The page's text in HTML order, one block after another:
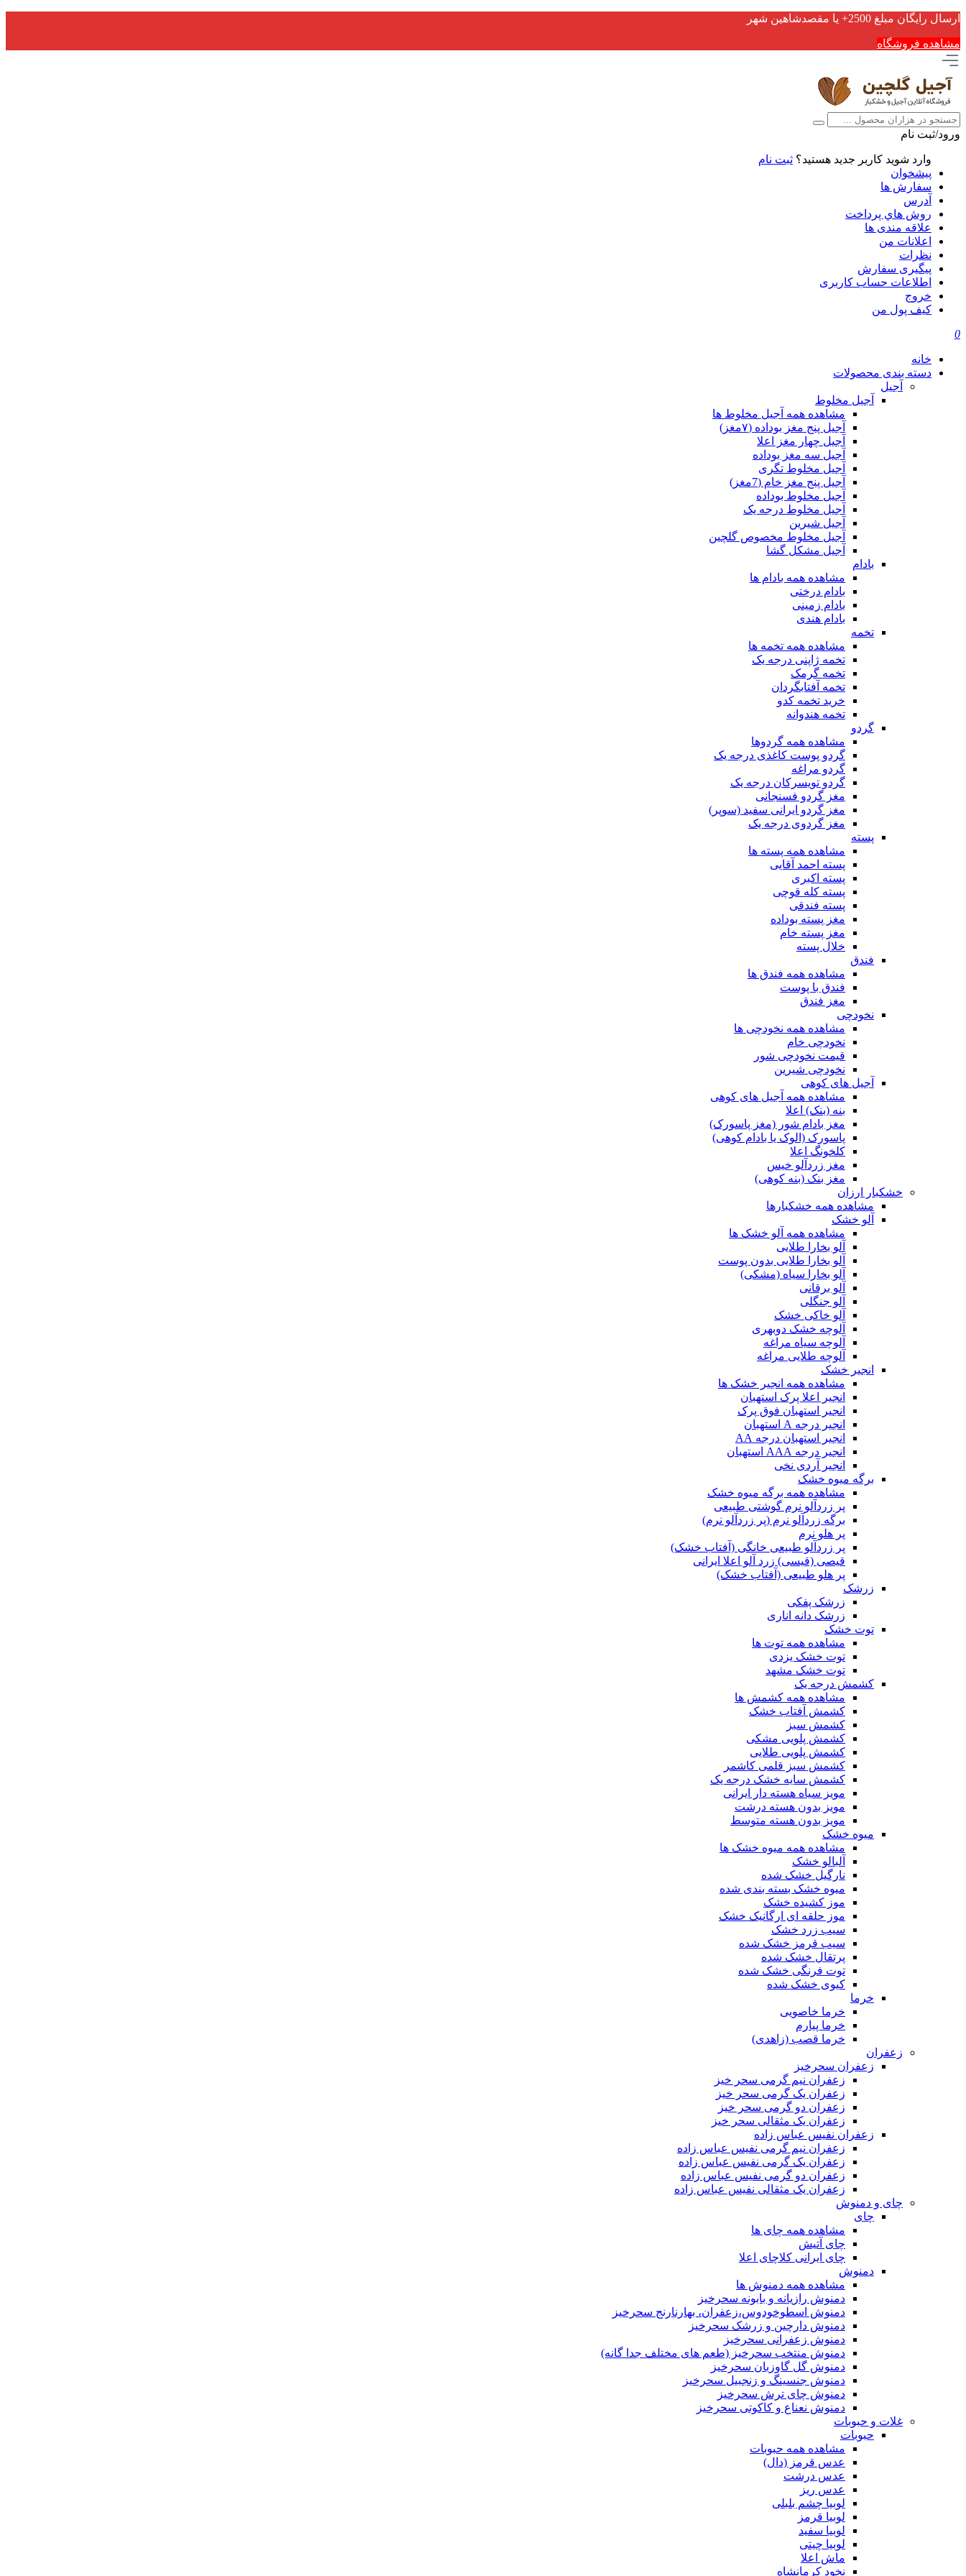
ارسال رایگان مبلغ 2500+ یا مقصدشاهین شهر
مشاهده فروشگاه
ورود/ثبت نام
وارد شوید کاربر جدید هستید؟ ثبت نام
پیشخوان
سفارش ها
آدرس
روش هاي پرداخت
علاقه مندی ها
اعلانات من
نظرات
پیگیری سفارش
اطلاعات حساب كاربری
خروج
کیف پول من
0
خانه
دسته بندی محصولات
آجیل
آجیل مخلوط
مشاهده همه آجیل مخلوط ها
آجیل پنج مغز بوداده (۷مغز)
آجیل چهار مغز اعلا
آجیل سه مغز بوداده
آجیل مخلوط تگری
آجیل پنج مغز خام (7مغز)
آجیل مخلوط بوداده
آجیل مخلوط درجه یک
آجیل شیرین
آجیل مخلوط مخصوص گلچین
آجیل مشکل گشا
بادام
مشاهده همه بادام ها
بادام درختی
بادام زمینی
بادام هندی
تخمه
مشاهده همه تخمه ها
تخمه ژاپنی درجه یک
تخمه گرمک
تخمه آفتابگردان
خرید تخمه کدو
تخمه هندوانه
گردو
مشاهده همه گردوها
گردو پوست کاغذی درجه یک
گردو مراغه
گردو تویسرکان درجه یک
مغز گردو فسنجانی
مغز گردو ایرانی سفید (سوپر)
مغز گردوی درجه یک
پسته
مشاهده همه پسته ها
پسته احمد آقایی
پسته اکبری
پسته کله قوچی
پسته فندقی
مغز پسته بوداده
مغز پسته خام
خلال پسته
فندق
مشاهده همه فندق ها
فندق با پوست
مغز فندق
نخودچی
مشاهده همه نخودچی ها
نخودچی خام
قیمت نخودچی شور
نخودچی شیرین
آجیل های کوهی
مشاهده همه آجیل های کوهی
بنه (بنک) اعلا
مغز بادام شور (مغز پاسورک)
پاسورک (الوک یا بادام کوهی)
کلخونگ اعلا
مغز زردآلو خیس
مغز بنک (بنه کوهی)
خشکبار ارزان
مشاهده همه خشکبارها
آلو خشک
مشاهده همه آلو خشک ها
آلو بخارا طلایی
آلو بخارا طلایی بدون پوست
آلو بخارا سیاه (مشکی)
آلو برقانی
آلو جنگلی
آلو خاکی خشک
آلوچه خشک دوبهری
آلوچه سیاه مراغه
آلوچه طلایی مراغه
انجیر خشک
مشاهده همه انجیر خشک ها
انجیر اعلا پرک استهبان
انجیر استهبان فوق پرک
انجیر درجه A استهبان
انجیر استهبان درجه AA
انجیر درجه AAA استهبان
انجیر آردی نخی
برگه میوه خشک
مشاهده همه برگه میوه خشک
پر زردآلو نرم گوشتی طبیعی
برگه زردآلو نرم (پر زردآلو نرم)
پر هلو نرم
پر زردآلو طبیعی خانگی (آفتاب خشک)
قیصی (قیسی) زرد آلو اعلا ایرانی
پر هلو طبیعی (آفتاب خشک)
زرشک
زرشک پفکی
زرشک دانه اناری
توت خشک
مشاهده همه توت ها
توت خشک یزدی
توت خشک مشهد
کشمش درجه یک
مشاهده همه کشمش ها
کشمش آفتاب خشک
کشمش سبز
کشمش پلویی مشکی
کشمش پلویی طلایی
کشمش سبز قلمی کاشمر
کشمش سایه خشک درجه یک
مویز سیاه هسته دار ایرانی
مویز بدون هسته درشت
مویز بدون هسته متوسط
میوه خشک
مشاهده همه میوه خشک ها
آلبالو خشک
نارگیل خشک شده
میوه خشک بسته بندی شده
موز کشیده خشک
موز حلقه ای ارگانیک خشک
سیب زرد خشک
سیب قرمز خشک شده
پرتقال خشک شده
توت فرنگی خشک شده
کیوی خشک شده
خرما
خرما خاصویی
خرما پیارم
خرما قصب (زاهدی)
زعفران
زعفران سحرخیز
زعفران نیم گرمی سحر خیز
زعفران یک گرمی سحر خیز
زعفران دو گرمی سحر خیز
زعفران یک مثقالی سحر خیز
زعفران نفیس عباس زاده
زعفران نیم گرمی نفیس عباس زاده
زعفران یک گرمی نفیس عباس زاده
زعفران دو گرمی نفیس عباس زاده
زعفران یک مثقالی نفیس عباس زاده
چای و دمنوش
چای
مشاهده همه چای ها
چای آتیش
چای ایرانی کلاچای اعلا
دمنوش
مشاهده همه دمنوش ها
دمنوش رازیانه و بابونه سحرخیز
دمنوش اسطوخودوس،زعفران، بهارنارنج سحرخیز
دمنوش دارچین و زرشک سحرخیز
دمنوش زعفرانی سحرخیز
دمنوش منتخب سحرخیز (طعم های مختلف جدا گانه)
دمنوش گل گاوزبان سحرخیز
دمنوش جنسینگ و زنجبیل سحرخیز
دمنوش چای ترش سحرخیز
دمنوش نعناع و کاکوتی سحرخیز
غلات و حبوبات
حبوبات
مشاهده همه حبوبات
عدس قرمز (دال)
عدس درشت
عدس ریز
لوبیا چشم بلبلی
لوبیا قرمز
لوبیا سفید
لوبیا چیتی
ماش اعلا
نخود کرمانشاه